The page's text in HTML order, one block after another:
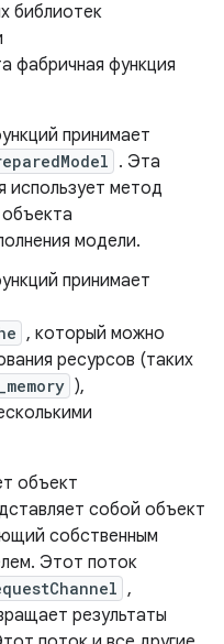
библиотек
фабричная функция
принимает
. Эта
использует метод
объекта
модели.
принимает
, который можно
ресурсов (таких
),
объект
собой объект
собственным
Этот поток
,
результаты